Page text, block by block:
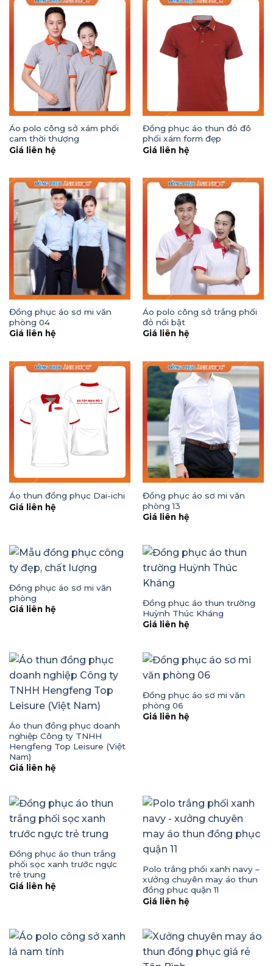
Áo polo công sở xám phối
cam thời thượng
Giá liên hệ
Đồng phục áo thun đỏ đô
phối xám form đẹp
Giá liên hệ
Đồng phục áo sơ mi văn
phòng 04
Giá liên hệ
Áo polo công sở trắng phối
đỏ nổi bật
Giá liên hệ
Áo thun đồng phục Dai-ichi
Giá liên hệ
Đồng phục áo sơ mi văn
phòng 13
Giá liên hệ
Đồng phục áo sơ mi văn
phòng
Giá liên hệ
Đồng phục áo thun trường
Huỳnh Thúc Kháng
Giá liên hệ
Áo thun đồng phục doanh
nghiệp Công ty TNHH
Hengfeng Top Leisure (Việt
Nam)
Giá liên hệ
Đồng phục áo sơ mi văn
phòng 06
Giá liên hệ
Đồng phục áo thun trắng
phối sọc xanh trước ngực
trẻ trung
Giá liên hệ
Polo trắng phối xanh navy –
xưởng chuyên may áo thun
đồng phục quận 11
Giá liên hệ